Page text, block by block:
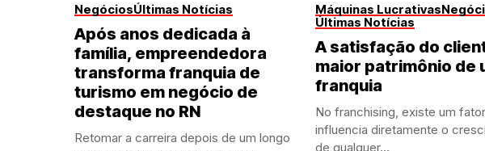
NegóciosÚltimas Notícias
Após anos dedicada à
família, empreendedora
transforma franquia de
turismo em negócio de
destaque no RN
Retomar a carreira depois de um longo
Máquinas Lucrativas
Últimas Notícias
A satisfação do
maior patrimônio de
franquia
No franchising, existe um
influencia diretamente o
de qualquer...